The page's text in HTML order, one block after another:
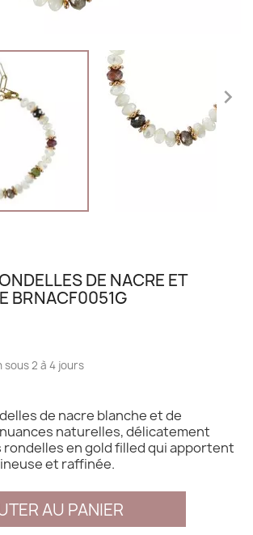

DE NACRE ET
BRNACF0051G
sous 2 à 4 jours
de nacre blanche et de
naturelles, délicatement
rondelles en gold filled qui apportent
et raffinée.
AU PANIER